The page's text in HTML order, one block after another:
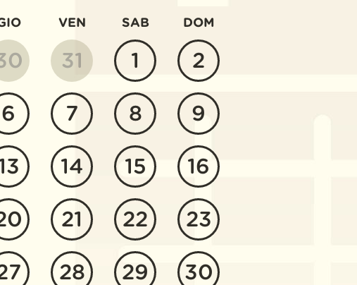
VEN SAB DOM
31 1 2
6 7 8 9
14 15 16
21 22 23
28 29 30